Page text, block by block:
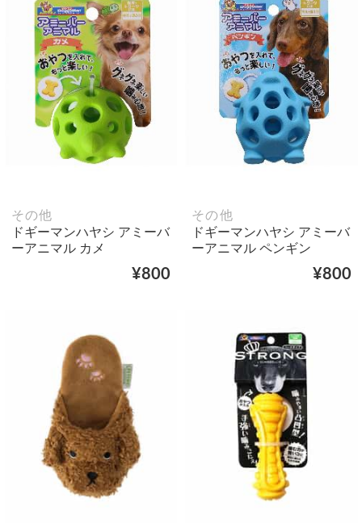
その他
ドギーマンハヤシ アミーバ
ーアニマル カメ
¥800
その他
ドギーマンハヤシ アミーバ
ーアニマル ペンギン
¥800